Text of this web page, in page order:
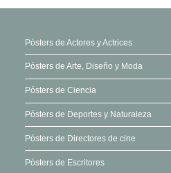
Pósters de Actores y Actrices
Pósters de Arte, Diseño y Moda
Pósters de Ciencia
Pósters de Deportes y Naturaleza
Pósters de Directores de cine
Pósters de Escritores